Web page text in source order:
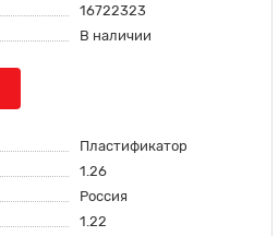
16722323
В наличии
Пластификатор
1.26
Россия
1.22